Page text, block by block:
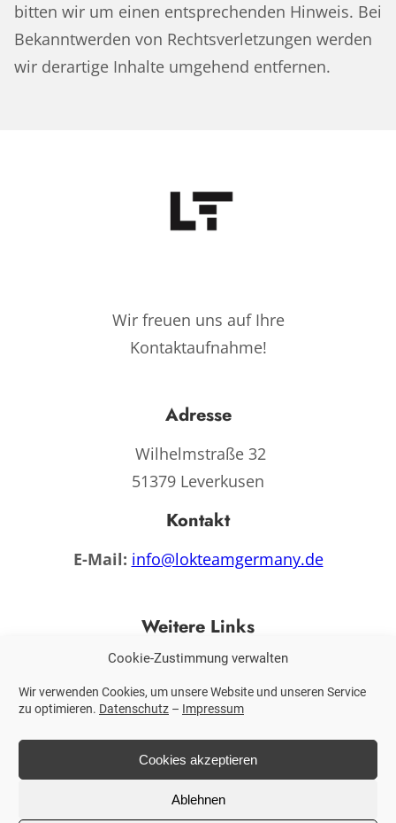
Cookie-Zustimmung verwalten
Wir verwenden Cookies, um unsere Website und unseren Service
zu optimieren. Datenschutz – Impressum
Cookies akzeptieren
Ablehnen
bitten wir um einen entsprechenden Hinweis. Bei
Bekanntwerden von Rechtsverletzungen werden
wir derartige Inhalte umgehend entfernen.
Wir freuen uns auf Ihre
Kontaktaufnahme!
Adresse
Wilhelmstraße 32
51379 Leverkusen
Kontakt
E-Mail: info@lokteamgermany.de
Weitere Links
Impressum
Datenschutz